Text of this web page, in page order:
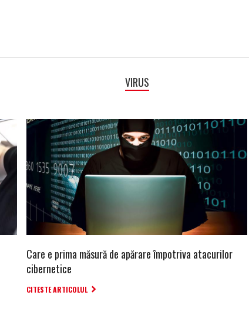
VIRUS
Care e prima măsură de apărare împotriva atacurilor
cibernetice
CITESTE ARTICOLUL